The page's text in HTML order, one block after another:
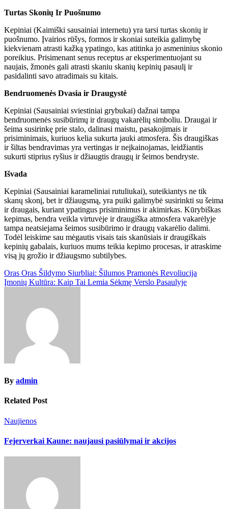
Turtas Skonių Ir Puošnumo
Kepiniai (Kaimiški sausainiai internetu) yra tarsi turtas skonių ir
puošnumo. Įvairios rūšys, formos ir skoniai suteikia galimybę
kiekvienam atrasti kažką ypatingo, kas atitinka jo asmeninius skonio
poreikius. Prisimenant senus receptus ar eksperimentuojant su
naujais, žmonės gali atrasti skaniu skanių kepinių pasaulį ir
pasidalinti savo atradimais su kitais.
Bendruomenės Dvasia ir Draugystė
Kepiniai (Sausainiai sviestiniai grybukai) dažnai tampa
bendruomenės susibūrimų ir draugų vakarėlių simboliu. Draugai ir
šeima susirinkę prie stalo, dalinasi maistu, pasakojimais ir
prisiminimais, kuriuos kelia sukurta jauki atmosfera. Šis draugiškas
ir šiltas bendravimas yra vertingas ir neįkainojamas, leidžiantis
sukurti stiprius ryšius ir džiaugtis draugų ir šeimos bendryste.
Išvada
Kepiniai (Sausainiai karameliniai rutuliukai), suteikiantys ne tik
skanų skonį, bet ir džiaugsmą, yra puiki galimybė susirinkti su šeima
ir draugais, kuriant ypatingus prisiminimus ir akimirkas. Kūrybiškas
kepimas, bendra veikla virtuvėje ir draugiška atmosfera vakarėlyje
tampa neatsiejama šeimos susibūrimo ir draugų vakarėlio dalimi.
Todėl leiskime sau mėgautis visais tais skanūsiais ir draugiškais
kepinių gabalais, kuriuos mums teikia kepimo procesas, ir atraskime
visą jų grožio ir džiaugsmo subtilybes.
Post
navigation
Oras Oras Šildymo Siurbliai: Šilumos Pramonės Revoliucija
Įmonių Kultūra: Kaip Tai Lemia Sėkmę Verslo Pasaulyje
By admin
Related Post
Naujienos
Fejerverkai Kaune: naujausi pasiūlymai ir akcijos